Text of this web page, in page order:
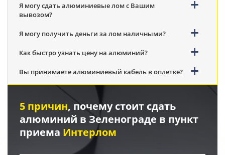
Я могу сдать алюминиевые лом с Вашим
вывозом?
Я могу получить деньги за лом наличными?
Как быстро узнать цену на алюминий?
Вы принимаете алюминиевый кабель в оплетке?
5 причин, почему стоит сдать
алюминий в Зеленограде в пункт
приема Интерлом